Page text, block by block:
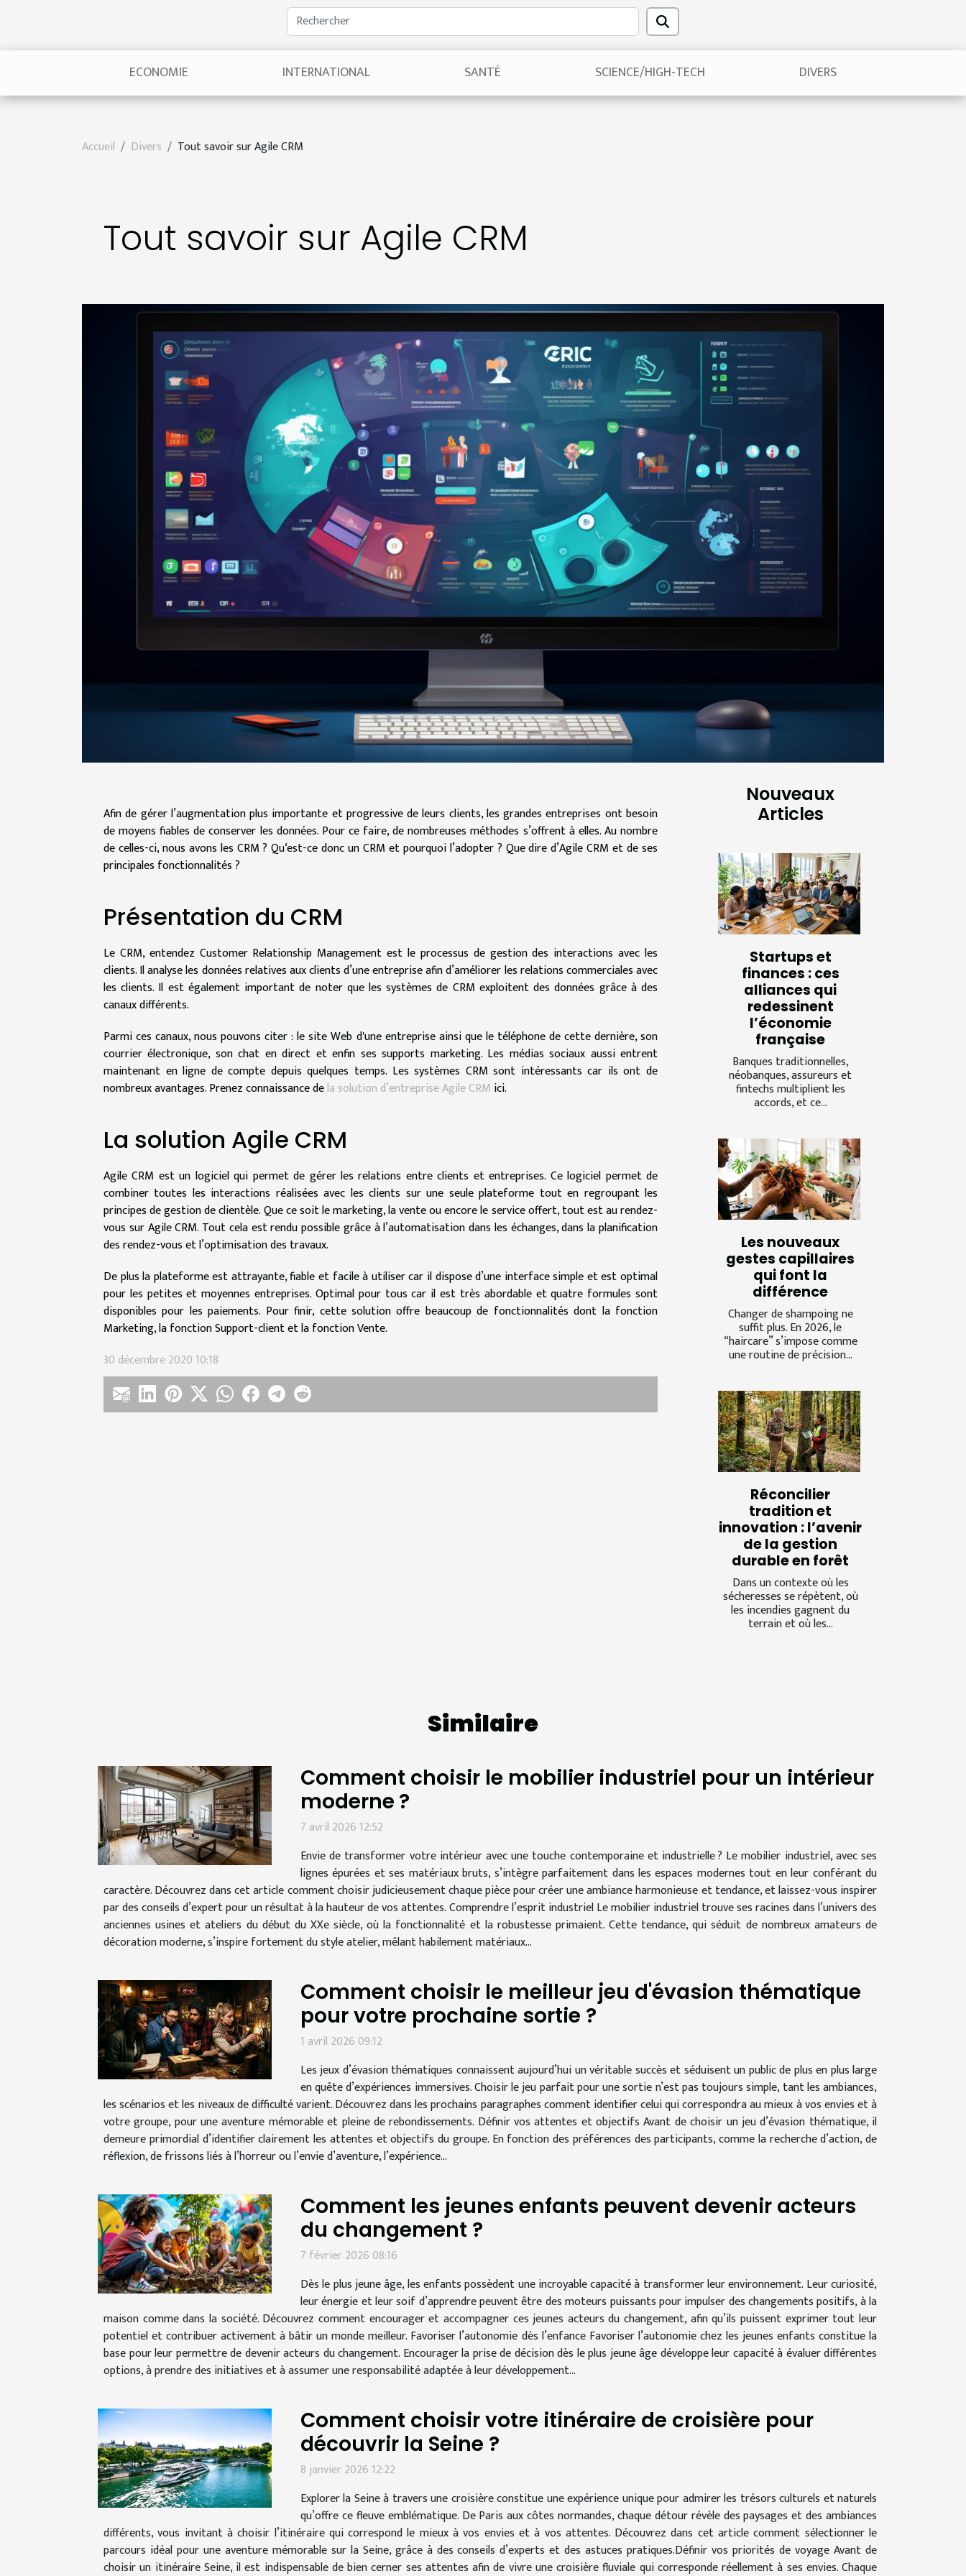
ECONOMIE INTERNATIONAL SANTÉ SCIENCE/HIGH-TECH DIVERS
Accueil Divers Tout savoir sur Agile CRM
Tout savoir sur Agile CRM
Afin de gérer l’augmentation plus importante et progressive de leurs clients, les grandes entreprises ont besoin
de moyens fiables de conserver les données. Pour ce faire, de nombreuses méthodes s’offrent à elles. Au nombre
de celles-ci, nous avons les CRM ? Qu‘est-ce donc un CRM et pourquoi l’adopter ? Que dire d’Agile CRM et de ses
principales fonctionnalités ?
Présentation du CRM
Le CRM, entendez Customer Relationship Management est le processus de gestion des interactions avec les
clients. Il analyse les données relatives aux clients d’une entreprise afin d’améliorer les relations commerciales avec
les clients. Il est également important de noter que les systèmes de CRM exploitent des données grâce à des
canaux différents.
Parmi ces canaux, nous pouvons citer : le site Web d'une entreprise ainsi que le téléphone de cette dernière, son
courrier électronique, son chat en direct et enfin ses supports marketing. Les médias sociaux aussi entrent
maintenant en ligne de compte depuis quelques temps. Les systèmes CRM sont intéressants car ils ont de
nombreux avantages. Prenez connaissance dela solution d’entreprise Agile CRM ici.
La solution Agile CRM
Agile CRM est un logiciel qui permet de gérer les relations entre clients et entreprises. Ce logiciel permet de
combiner toutes les interactions réalisées avec les clients sur une seule plateforme tout en regroupant les
principes de gestion de clientèle. Que ce soit le marketing, la vente ou encore le service offert, tout est au rendez-
vous sur Agile CRM. Tout cela est rendu possible grâce à l’automatisation dans les échanges, dans la planification
des rendez-vous et l’optimisation des travaux.
De plus la plateforme est attrayante, fiable et facile à utiliser car il dispose d’une interface simple et est optimal
pour les petites et moyennes entreprises. Optimal pour tous car il est très abordable et quatre formules sont
disponibles pour les paiements. Pour finir, cette solution offre beaucoup de fonctionnalités dont la fonction
Marketing, la fonction Support-client et la fonction Vente.
30 décembre 2020 10:18
Nouveaux
Articles
Startups et
finances : ces
alliances qui
redessinent
l’économie
française
Banques traditionnelles,
néobanques, assureurs et
fintechs multiplient les
accords, et ce...
Les nouveaux
gestes capillaires
qui font la
différence
Changer de shampoing ne
suffit plus. En 2026, le
“haircare” s’impose comme
une routine de précision...
Réconcilier
tradition et
innovation : l’avenir
de la gestion
durable en forêt
Dans un contexte où les
sécheresses se répètent, où
les incendies gagnent du
terrain et où les...
Similaire
Comment choisir le mobilier industriel pour un intérieur
moderne ?
7 avril 2026 12:52
Envie de transformer votre intérieur avec une touche contemporaine et industrielle ? Le mobilier industriel, avec ses
lignes épurées et ses matériaux bruts, s’intègre parfaitement dans les espaces modernes tout en leur conférant du
caractère. Découvrez dans cet article comment choisir judicieusement chaque pièce pour créer une ambiance harmonieuse et tendance, et laissez-vous inspirer
par des conseils d’expert pour un résultat à la hauteur de vos attentes. Comprendre l’esprit industriel Le mobilier industriel trouve ses racines dans l’univers des
anciennes usines et ateliers du début du XXe siècle, où la fonctionnalité et la robustesse primaient. Cette tendance, qui séduit de nombreux amateurs de
décoration moderne, s’inspire fortement du style atelier, mêlant habilement matériaux...
Comment choisir le meilleur jeu d'évasion thématique
pour votre prochaine sortie ?
1 avril 2026 09:12
Les jeux d’évasion thématiques connaissent aujourd’hui un véritable succès et séduisent un public de plus en plus large
en quête d’expériences immersives. Choisir le jeu parfait pour une sortie n’est pas toujours simple, tant les ambiances,
les scénarios et les niveaux de difficulté varient. Découvrez dans les prochains paragraphes comment identifier celui qui correspondra au mieux à vos envies et à
votre groupe, pour une aventure mémorable et pleine de rebondissements. Définir vos attentes et objectifs Avant de choisir un jeu d’évasion thématique, il
demeure primordial d’identifier clairement les attentes et objectifs du groupe. En fonction des préférences des participants, comme la recherche d’action, de
réflexion, de frissons liés à l’horreur ou l’envie d’aventure, l’expérience...
Comment les jeunes enfants peuvent devenir acteurs
du changement ?
7 février 2026 08:16
Dès le plus jeune âge, les enfants possèdent une incroyable capacité à transformer leur environnement. Leur curiosité,
leur énergie et leur soif d’apprendre peuvent être des moteurs puissants pour impulser des changements positifs, à la
maison comme dans la société. Découvrez comment encourager et accompagner ces jeunes acteurs du changement, afin qu’ils puissent exprimer tout leur
potentiel et contribuer activement à bâtir un monde meilleur. Favoriser l’autonomie dès l’enfance Favoriser l’autonomie chez les jeunes enfants constitue la
base pour leur permettre de devenir acteurs du changement. Encourager la prise de décision dès le plus jeune âge développe leur capacité à évaluer différentes
options, à prendre des initiatives et à assumer une responsabilité adaptée à leur développement...
Comment choisir votre itinéraire de croisière pour
découvrir la Seine ?
8 janvier 2026 12:22
Explorer la Seine à travers une croisière constitue une expérience unique pour admirer les trésors culturels et naturels
qu’offre ce fleuve emblématique. De Paris aux côtes normandes, chaque détour révèle des paysages et des ambiances
différents, vous invitant à choisir l’itinéraire qui correspond le mieux à vos envies et à vos attentes. Découvrez dans cet article comment sélectionner le
parcours idéal pour une aventure mémorable sur la Seine, grâce à des conseils d’experts et des astuces pratiques.Définir vos priorités de voyage Avant de
choisir un itinéraire Seine, il est indispensable de bien cerner ses attentes afin de vivre une croisière fluviale qui corresponde réellement à ses envies. Chaque